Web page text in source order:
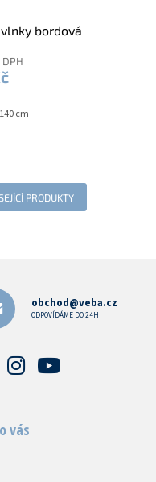
vlnky bordová
cm
PRODUKTY
obchod@veba.cz
ODPOVÍDÁME DO 24H
vás